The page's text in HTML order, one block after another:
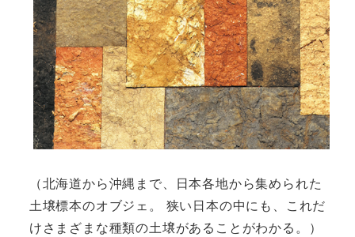
（北海道から沖縄まで、日本各地から集められた
土壌標本のオブジェ。 狭い日本の中にも、これだ
けさまざまな種類の土壌があることがわかる。）